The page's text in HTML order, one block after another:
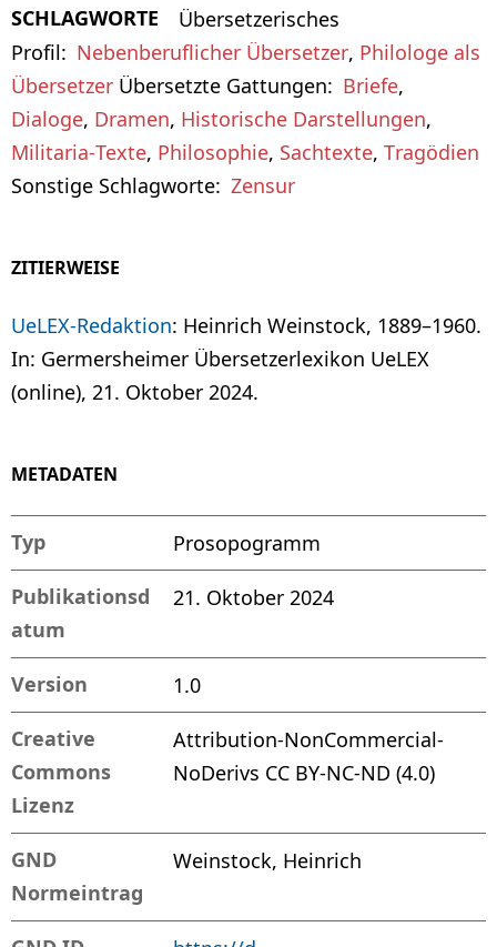
SCHLAGWORTE
Übersetzerisches
Profil
Nebenberuflicher Übersetzer, Philologe als
Übersetzer Übersetzte Gattungen Briefe,
Dialoge, Dramen, Historische Darstellungen,
Militaria-Texte, Philosophie, Sachtexte, Tragödien
Sonstige Schlagworte
Zensur
ZITIERWEISE
UeLEX-Redaktion: Heinrich Weinstock, 1889–1960.
In: Germersheimer Übersetzerlexikon UeLEX
(online), 21. Oktober 2024.
METADATEN
Typ Prosopogramm
Publikationsd
atum
21. Oktober 2024
Version 1.0
Creative
Commons
Lizenz
Attribution-NonCommercial-
NoDerivs CC BY-NC-ND (4.0)
GND
Normeintrag
Weinstock, Heinrich